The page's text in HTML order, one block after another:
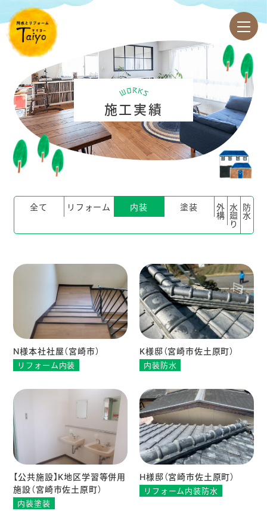
施工実績
全て リフォーム 内装 塗装 外
構
水
廻
り
防
水
N様本社社屋（宮崎市）
リフォーム内装
K様邸（宮崎市佐土原町）
内装防水
【公共施設】K地区学習等併用
施設（宮崎市佐土原町）
内装塗装
H様邸（宮崎市佐土原町）
リフォーム内装防水